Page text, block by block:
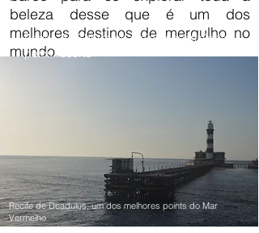
beleza desse que é um dos
melhores destinos de mergulho no
mundo.
Recife de Deadulus, um dos melhores points do Mar
Vermelho
Praias de Sharm na maioria controladas
pelos resorts